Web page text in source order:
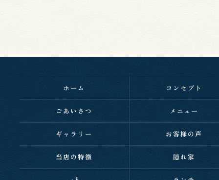
ホーム コンセプト
ごあいさつ メニュー
ギャラリー お客様の声
当店の特徴 隠れ家